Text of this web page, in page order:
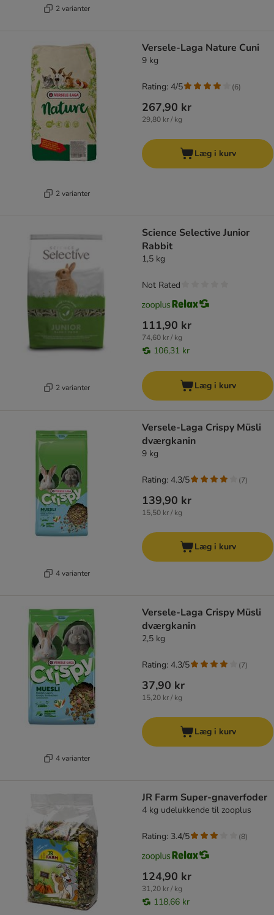
2 varianter
2 varianter
Versele-Laga Nature Cuni
9 kg
267,90 kr
29,80 kr / kg
Rating: 4/5 (6)
Læg i kurv
2 varianter
Science Selective Junior
Rabbit
1,5 kg
111,90 kr
74,60 kr / kg
106,31 kr
Not Rated
Læg i kurv
4 varianter
Versele-Laga Crispy Müsli
dværgkanin
9 kg
139,90 kr
15,50 kr / kg
Rating: 4.3/5 (7)
Læg i kurv
4 varianter
Versele-Laga Crispy Müsli
dværgkanin
2,5 kg
37,90 kr
15,20 kr / kg
Rating: 4.3/5 (7)
Læg i kurv
JR Farm Super-gnaverfoder
4 kg udelukkende til zooplus
124,90 kr
31,20 kr / kg
118,66 kr
Rating: 3.4/5 (8)